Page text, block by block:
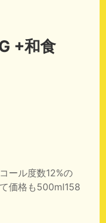
+和食
ール度数12%の
価格も500ml158